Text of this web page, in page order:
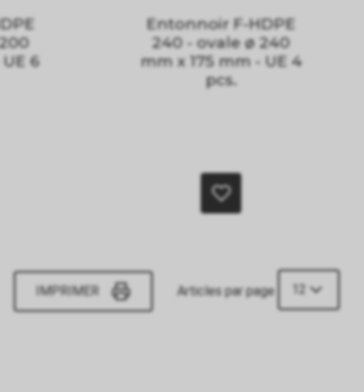
6
Entonnoir F-HDPE
240 - ovale ø 240
mm x 175 mm - UE 4
pcs.
Articles par page 12
IMPRIMER